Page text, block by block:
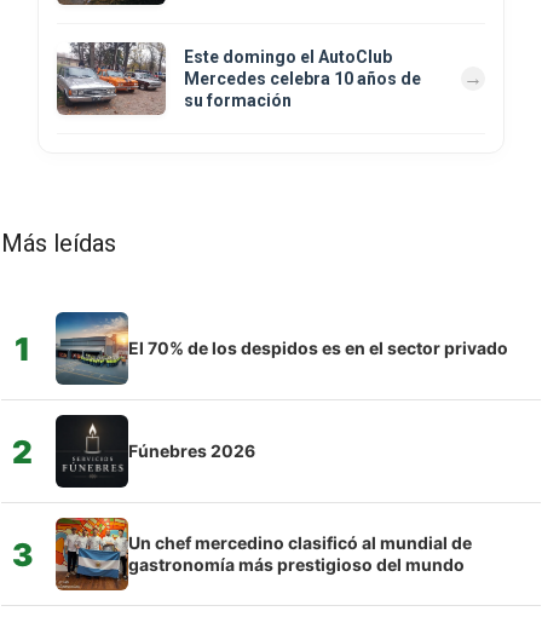
Este domingo el AutoClub
Mercedes celebra 10 años de
su formación
Más leídas
1 El 70% de los despidos es en el sector privado
2 Fúnebres 2026
3
Un chef mercedino clasificó al mundial de
gastronomía más prestigioso del mundo